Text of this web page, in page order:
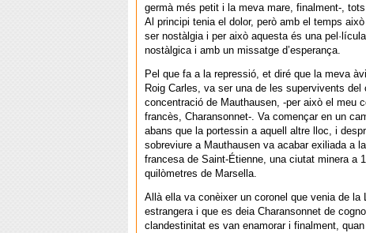
germà més petit i la meva mare, finalment-,
Al principi tenia el dolor, però amb el temps
ser nostàlgia i per això aquesta és una
nostàlgica i amb un missatge d’esperança.
Pel que fa a la repressió, et diré que la meva
Roig Carles, va ser una de les supervivents del
concentració de Mauthausen, -per això el meu
francès, Charansonnet-. Va començar en un
abans que la portessin a aquell altre lloc, i
sobreviure a Mauthausen va acabar exiliada a
francesa de Saint-Étienne, una ciutat minera a
quilòmetres de Marsella.
Allà ella va conèixer un coronel que venia de la
estrangera i que es deia Charansonnet de
clandestinitat es van enamorar i finalment, quan